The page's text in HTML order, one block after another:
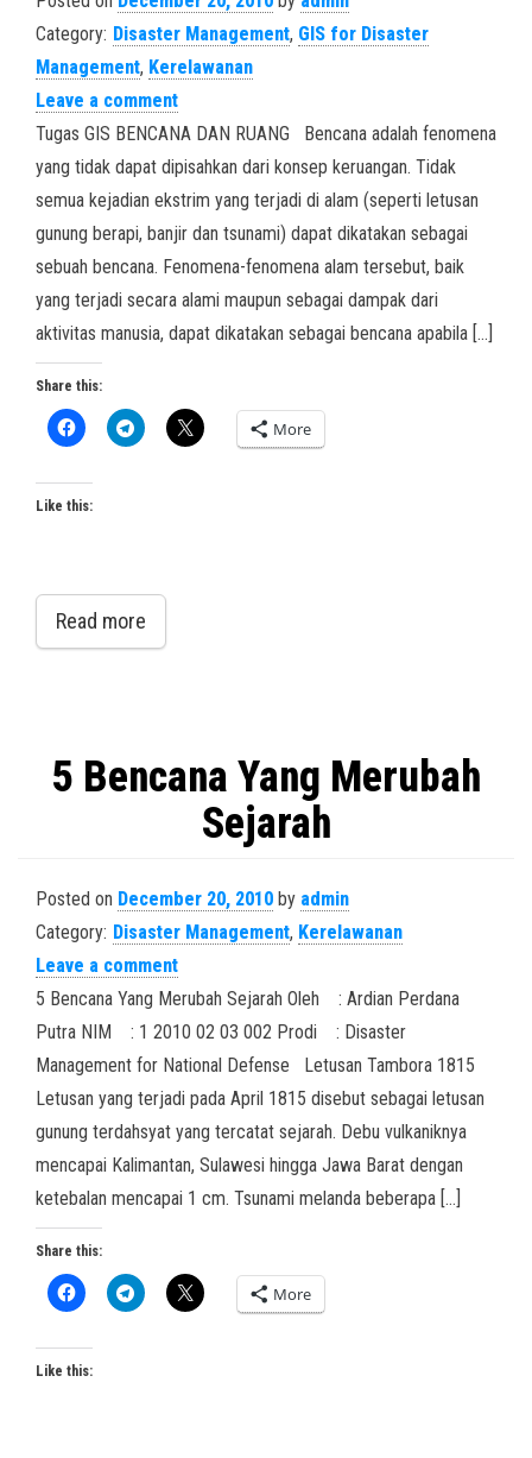
Category: Disaster Management, GIS for Disaster
Management, Kerelawanan
Leave a comment
Tugas GIS BENCANA DAN RUANG Bencana adalah fenomena
yang tidak dapat dipisahkan dari konsep keruangan. Tidak
semua kejadian ekstrim yang terjadi di alam (seperti letusan
gunung berapi, banjir dan tsunami) dapat dikatakan sebagai
sebuah bencana. Fenomena-fenomena alam tersebut, baik
yang terjadi secara alami maupun sebagai dampak dari
aktivitas manusia, dapat dikatakan sebagai bencana apabila […]
Share this:
More
Like this:
Read more
5 Bencana Yang Merubah
Sejarah
Posted on December 20, 2010 by admin
Category: Disaster Management, Kerelawanan
Leave a comment
5 Bencana Yang Merubah Sejarah Oleh : Ardian Perdana
Putra NIM : 1 2010 02 03 002 Prodi : Disaster
Management for National Defense Letusan Tambora 1815
Letusan yang terjadi pada April 1815 disebut sebagai letusan
gunung terdahsyat yang tercatat sejarah. Debu vulkaniknya
mencapai Kalimantan, Sulawesi hingga Jawa Barat dengan
ketebalan mencapai 1 cm. Tsunami melanda beberapa […]
Share this:
More
Like this: